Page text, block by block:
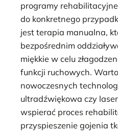
programy
do konkretnego
jest terapia manualna,
bezpośrednim
miękkie w celu
funkcji ruchowych.
nowoczesnych
ultradźwiękowa czy
wspierać proces
przyspieszenie gojenia